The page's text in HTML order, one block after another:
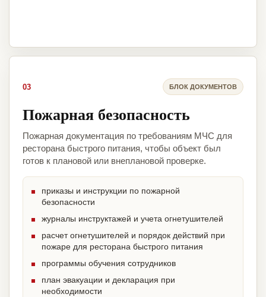
03 БЛОК ДОКУМЕНТОВ
Пожарная безопасность
Пожарная документация по требованиям МЧС для
ресторана быстрого питания, чтобы объект был
готов к плановой или внеплановой проверке.
приказы и инструкции по пожарной
безопасности
журналы инструктажей и учета огнетушителей
расчет огнетушителей и порядок действий при
пожаре для ресторана быстрого питания
программы обучения сотрудников
план эвакуации и декларация при
необходимости